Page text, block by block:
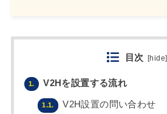
目次 [hide]
1. V2Hを設置する流れ
1.1. V2H設置の問い合わせ